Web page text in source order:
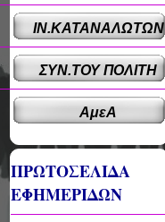
ΙΝ.ΚΑΤΑΝΑΛΩΤΩΝ
ΣΥΝ.ΤΟΥ ΠΟΛΙΤΗ
ΑμεΑ
ΠΡΩΤΟΣΕΛΙΔΑ
ΕΦΗΜΕΡΙΔΩΝ